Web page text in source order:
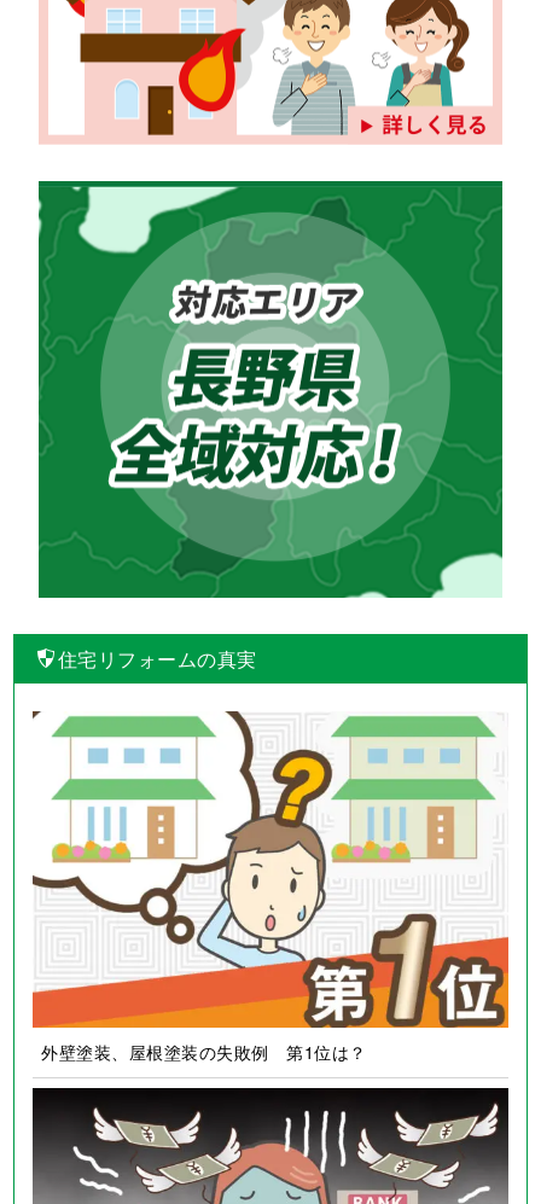
住宅リフォームの真実
外壁塗装、屋根塗装の失敗例 第1位は？